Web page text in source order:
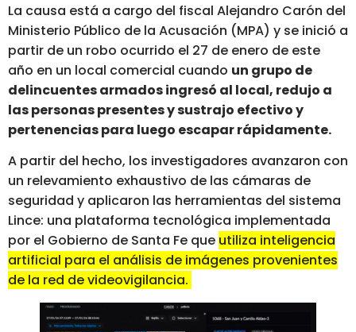
La causa está a cargo del fiscal Alejandro Carón del
Ministerio Público de la Acusación (MPA) y se inició a
partir de un robo ocurrido el 27 de enero de este
año en un local comercial cuando un grupo de
delincuentes armados ingresó al local, redujo a
las personas presentes y sustrajo efectivo y
pertenencias para luego escapar rápidamente.
A partir del hecho, los investigadores avanzaron con
un relevamiento exhaustivo de las cámaras de
seguridad y aplicaron las herramientas del sistema
Lince: una plataforma tecnológica implementada
por el Gobierno de Santa Fe que utiliza inteligencia
artificial para el análisis de imágenes provenientes
de la red de videovigilancia.